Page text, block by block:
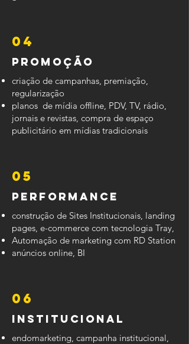
04
Promoção
criação de campanhas, premiação,
regularização
planos de mídia offline, PDV, TV, rádio,
jornais e revistas, compra de espaço
publicitário em mídias tradicionais
05
performance
construção de Sites Institucionais, landing
pages, e-commerce com tecnologia Tray,
Automação de marketing com RD Station
anúncios online, BI
06
Institucional
endomarketing, campanha institucional,